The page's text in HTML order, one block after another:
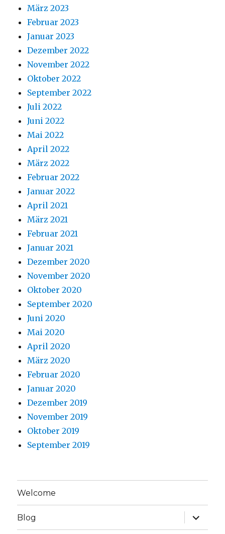
März 2023
Februar 2023
Januar 2023
Dezember 2022
November 2022
Oktober 2022
September 2022
Juli 2022
Juni 2022
Mai 2022
April 2022
März 2022
Februar 2022
Januar 2022
April 2021
März 2021
Februar 2021
Januar 2021
Dezember 2020
November 2020
Oktober 2020
September 2020
Juni 2020
Mai 2020
April 2020
März 2020
Februar 2020
Januar 2020
Dezember 2019
November 2019
Oktober 2019
September 2019
Welcome
Blog